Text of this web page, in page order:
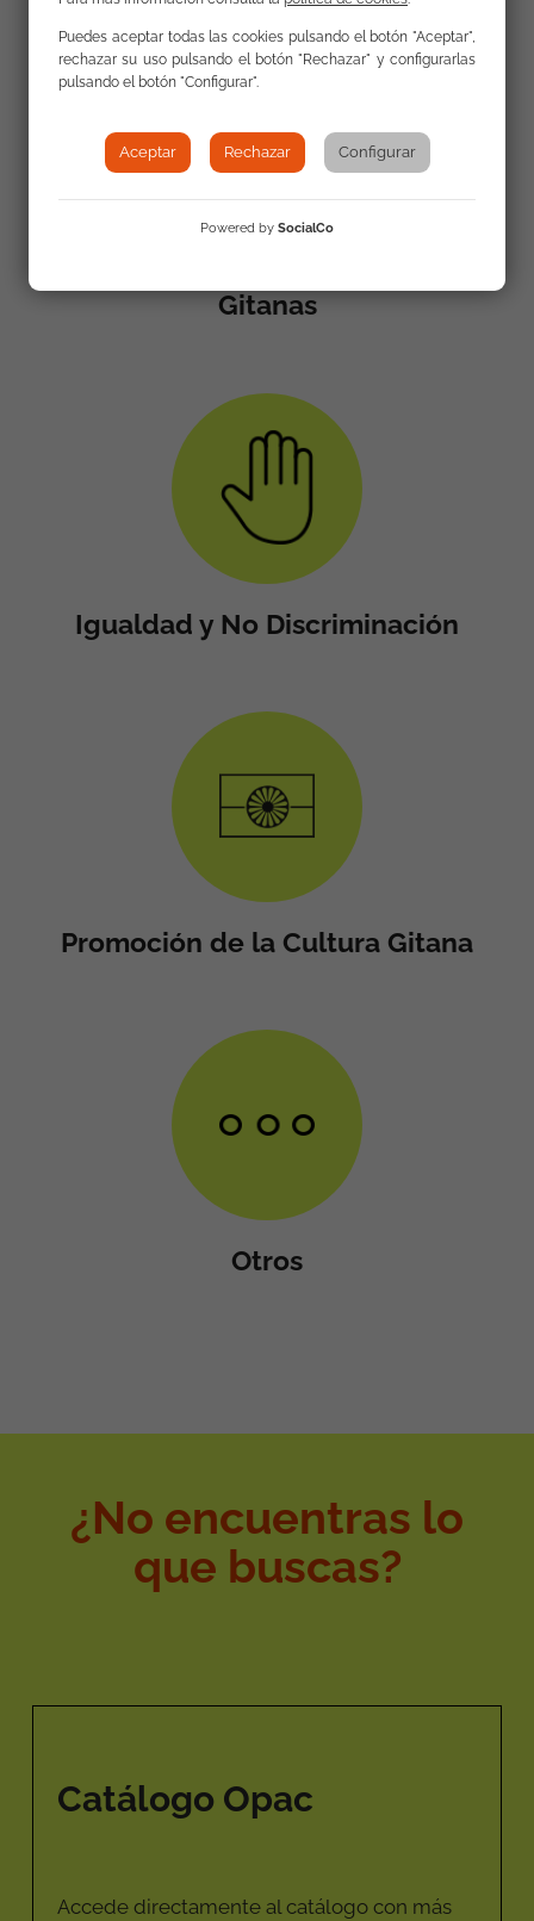
Gitanas
Igualdad y No Discriminación
Promoción de la Cultura Gitana
Otros
¿No encuentras lo
que buscas?
Catálogo Opac
Accede directamente al catálogo con más
Puedes aceptar todas las cookies pulsando el botón "Aceptar",
rechazar su uso pulsando el botón "Rechazar" y configurarlas
pulsando el botón "Configurar".
Aceptar Rechazar Configurar
Powered by SocialCo